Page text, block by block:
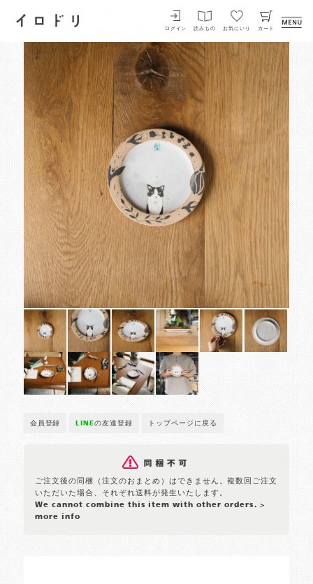
イロドリ
ログイン 読みもの お気にいり カート
会員登録 LINEの友達登録 トップページに戻る
ご注文後の同梱（注文のおまとめ）はできません。複数回ご注文
いただいた場合、それぞれ送料が発生いたします。
We cannot combine this item with other orders. >
more info